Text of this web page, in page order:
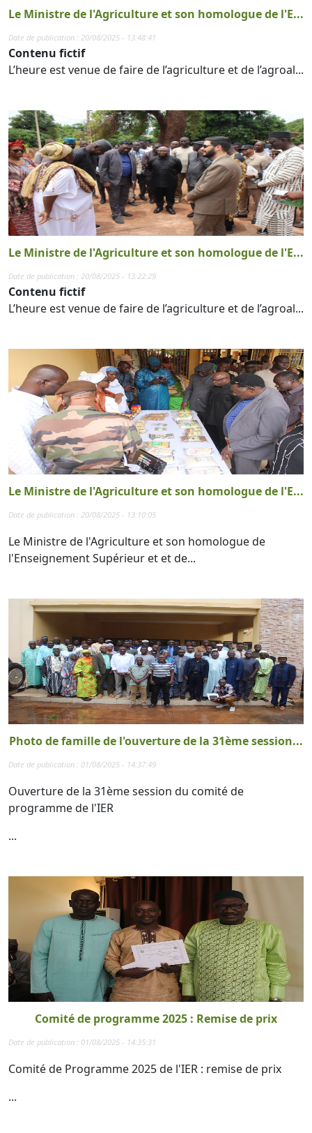
Le Ministre de l'Agriculture et son homologue de l'E...
Date de publication : 20/08/2025 - 13:48:41
Contenu fictif
L’heure est venue de faire de l’agriculture et de l’agroal...
Le Ministre de l'Agriculture et son homologue de l'E...
Date de publication : 20/08/2025 - 13:22:29
Contenu fictif
L’heure est venue de faire de l’agriculture et de l’agroal...
Le Ministre de l'Agriculture et son homologue de l'E...
Date de publication : 20/08/2025 - 13:10:05
Le Ministre de l'Agriculture et son homologue de
l'Enseignement Supérieur et et de...
Photo de famille de l'ouverture de la 31ème session...
Date de publication : 01/08/2025 - 14:37:49
Ouverture de la 31ème session du comité de
programme de l'IER
...
Comité de programme 2025 : Remise de prix
Date de publication : 01/08/2025 - 14:35:31
Comité de Programme 2025 de l'IER : remise de prix
...